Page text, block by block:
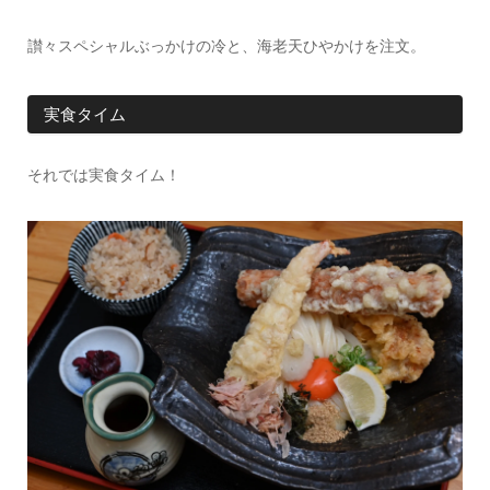
讃々スペシャルぶっかけの冷と、海老天ひやかけを注文。
実食タイム
それでは実食タイム！